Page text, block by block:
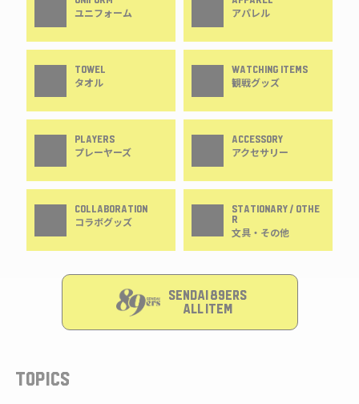
ユニフォーム アパレル
TOWEL
タオル
WATCHING ITEMS
観戦グッズ
PLAYERS
プレーヤーズ
ACCESSORY
アクセサリー
COLLABORATION
コラボグッズ
STATIONARY / OTHE
R
文具・その他
SENDAI 89ERS
ALL ITEM
TOPICS